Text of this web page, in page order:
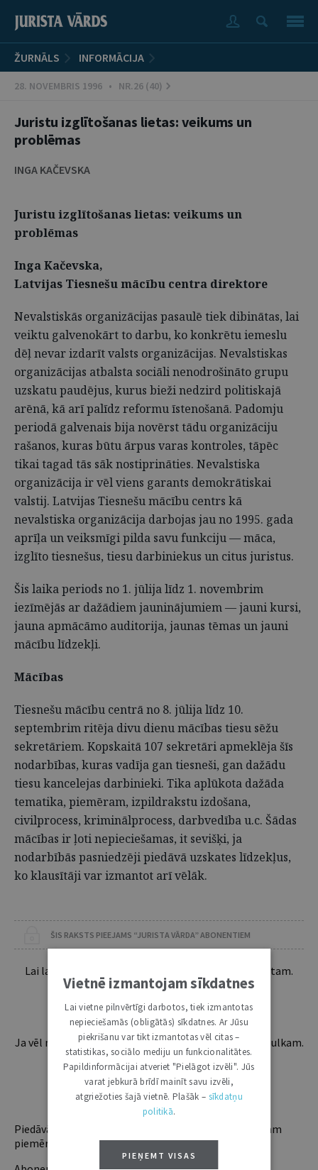
ŽURNĀLS INFORMĀCIJA
28. NOVEMBRIS 1996 • NR.26 (40)
Juristu izglītošanas lietas: veikums un
problēmas
INGA KAČEVSKA
Juristu izglītošanas lietas: veikums un
problēmas
Inga Kačevska,
Latvijas Tiesnešu mācību centra direktore
Nevalstiskās organizācijas pasaulē tiek dibinātas, lai
veiktu galvenokārt to darbu, ko konkrētu iemeslu
dēļ nevar izdarīt valsts organizācijas. Nevalstiskas
organizācijas atbalsta sociāli nenodrošināto grupu
uzskatu paudējus, kurus bieži nedzird politiskajā
arēnā, kā arī palīdz reformu īstenošanā. Padomju
periodā galvenais bija novērst tādu organizāciju
rašanos, kuras būtu ārpus varas kontroles, tāpēc
tikai tagad tās sāk nostiprināties. Nevalstiska
organizācija ir vēl viens garants demokrātiskai
valstij. Latvijas Tiesnešu mācību centrs kā
nevalstiska organizācija darbojas jau no 1995. gada
aprīļa un veiksmīgi pilda savu funkciju — māca,
izglīto tiesnešus, tiesu darbiniekus un citus juristus.
Šis laika periods no 1. jūlija līdz 1. novembrim
iezīmējās ar dažādiem jauninājumiem — jauni kursi,
jauna apmācāmo auditorija, jaunas tēmas un jauni
mācību līdzekļi.
Mācības
Tiesnešu mācību centrā no 8. jūlija līdz 10.
septembrim ritēja divu dienu mācības tiesu sēžu
sekretāriem. Kopskaitā 107 sekretāri apmeklēja šīs
nodarbības, kuras vadīja gan tiesneši, gan dažādu
tiesu kancelejas darbinieki. Tika aplūkota dažāda
tematika, piemēram, izpildrakstu izdošana,
civilprocess, kriminālprocess, darbvedība u.c. Šādas
mācības ir ļoti nepieciešamas, it sevišķi, ja
nodarbībās pasniedzēji piedāvā uzskates līdzekļus,
ko klausītāji var izmantot arī vēlāk.
ŠIS RAKSTS PIEEJAMS “JURISTA VĀRDA” ABONENTIEM
Lai lasītu šo rakstu tālāk, Tev jābūt žurnāla abonentam.
Esošos abonentus lūdzam autorizēties:
Ja vēl neesi abonents, aicinām pievienoties lasītāju pulkam.
Iegūsi tūlītēju piekļuvi digitālajam saturam!
ABONĒT
Piedāvājam trīs abonementu veidus. Vienam lietotājam
piemērotākais ir "Mazais" (3, 6 un 12 mēnešiem).
Vietnē izmantojam sīkdatnes
Lai vietne pilnvērtīgi darbotos, tiek izmantotas
nepieciešamās (obligātās) sīkdatnes. Ar Jūsu
piekrišanu var tikt izmantotas vēl citas –
statistikas, sociālo mediju un funkcionalitātes.
Papildinformācijai atveriet "Pielāgot izvēli". Jūs
varat jebkurā brīdī mainīt savu izvēli,
atgriežoties šajā vietnē. Plašāk – sīkdatņu
politikā.
PIEŅEMT VISAS